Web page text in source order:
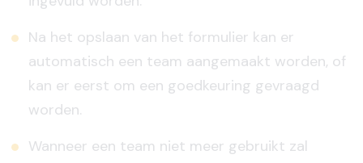
Na het opslaan van het formulier kan er
automatisch een team aangemaakt worden, of
kan er eerst om een goedkeuring gevraagd
worden.
Wanneer een team niet meer gebruikt zal